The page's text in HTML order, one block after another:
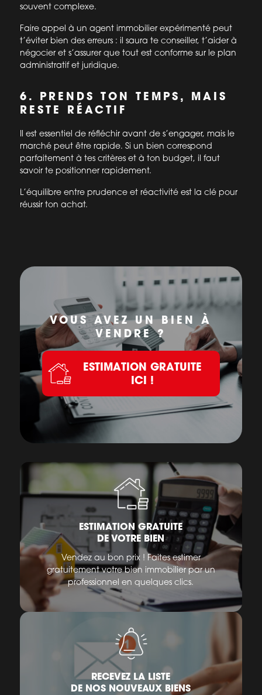
souvent complexe.
Faire appel à un agent immobilier expérimenté peut
t’éviter bien des erreurs : il saura te conseiller, t’aider à
négocier et s’assurer que tout est conforme sur le plan
administratif et juridique.
6. PRENDS TON TEMPS, MAIS
RESTE RÉACTIF
Il est essentiel de réfléchir avant de s’engager, mais le
marché peut être rapide. Si un bien correspond
parfaitement à tes critères et à ton budget, il faut
savoir te positionner rapidement.
L’équilibre entre prudence et réactivité est la clé pour
réussir ton achat.
VOUS AVEZ UN BIEN À
VENDRE ?
ESTIMATION GRATUITE
ICI !
ESTIMATION GRATUITE
DE VOTRE BIEN
Vendez au bon prix ! Faites estimer
gratuitement votre bien immobilier par un
professionnel en quelques clics.
RECEVEZ LA LISTE
DE NOS NOUVEAUX BIENS